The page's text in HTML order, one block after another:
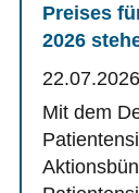
Preises
2026
22.07.2026
Mit dem